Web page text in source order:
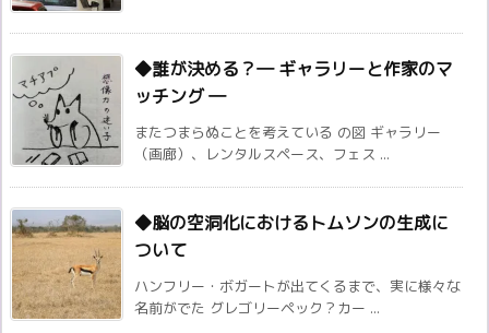
◆誰が決める？― ギャラリーと作家のマ
ッチング ―
またつまらぬことを考えている の図 ギャラリー
（画廊）、レンタルスペース、フェス ...
◆脳の空洞化におけるトムソンの生成に
ついて
ハンフリー・ボガートが出てくるまで、実に様々な
名前がでた グレゴリーペック？カー ...